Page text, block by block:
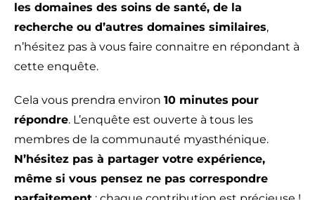
les domaines des soins de santé, de la
recherche ou d’autres domaines similaires,
n’hésitez pas à vous faire connaitre en répondant à
cette enquête.
Cela vous prendra environ 10 minutes pour
répondre. L’enquête est ouverte à tous les
membres de la communauté myasthénique.
N’hésitez pas à partager votre expérience,
même si vous pensez ne pas correspondre